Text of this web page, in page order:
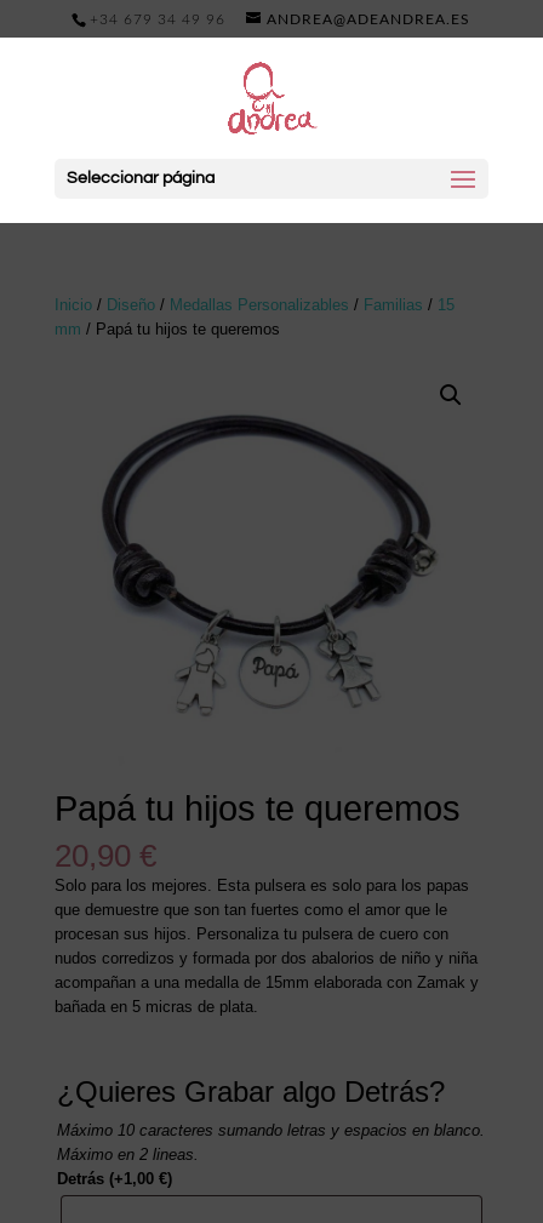
+34 679 34 49 96 ANDREA@ADEANDREA.ES
Seleccionar página
Inicio/ Diseño/ Medallas Personalizables / Familias / 15
mm / Papá tu hijos te queremos
Papá tu hijos te queremos
20,90 €
Solo para los mejores. Esta pulsera es solo para los papas
que demuestre que son tan fuertes como el amor que le
procesan sus hijos. Personaliza tu pulsera de cuero con
nudos corredizos y formada por dos abalorios de niño y niña
acompañan a una medalla de 15mm elaborada con Zamak y
bañada en 5 micras de plata.
¿Quieres Grabar algo Detrás?
Máximo 10 caracteres sumando letras y espacios en blanco.
Máximo en 2 lineas.
Detrás (+1,00 €)